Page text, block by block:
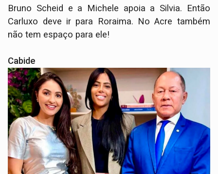
Bruno Scheid e a Michele apoia a Silvia. Então
Carluxo deve ir para Roraima. No Acre também
não tem espaço para ele!
Cabide